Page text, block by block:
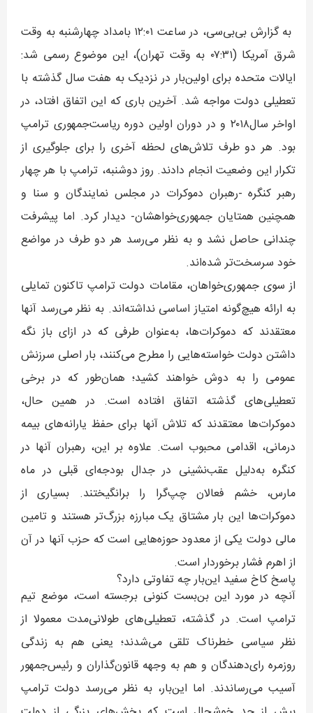
به گزارش بی‌بی‌سی، در ساعت ۱۲:۰۱ بامداد چهارشنبه به وقت
شرق آمریکا (۰۷:۳۱ به وقت تهران)، این موضوع رسمی شد:
ایالات متحده برای اولین‌بار در نزدیک به هفت سال گذشته با
تعطیلی دولت مواجه شد. آخرین باری که این اتفاق افتاد، در
اواخر سال۲۰۱۸ و در دوران اولین دوره ریاست‌جمهوری ترامپ
بود. هر دو طرف تلاش‌های لحظه آخری را برای جلوگیری از
تکرار این وضعیت انجام دادند. روز دوشنبه، ترامپ با هر چهار
رهبر کنگره -رهبران دموکرات در مجلس نمایندگان و سنا و
همچنین همتایان جمهوری‌خواهشان- دیدار کرد. اما پیشرفت
چندانی حاصل نشد و به نظر می‌رسد هر دو طرف در مواضع
خود سرسخت‌تر شده‌اند.
از سوی جمهوری‌خواهان، مقامات دولت ترامپ تاکنون تمایلی
به ارائه هیچ‌گونه امتیاز اساسی نداشته‌اند. به نظر می‌رسد آنها
معتقدند که دموکرات‌ها، به‌عنوان طرفی که در ازای باز نگه
داشتن دولت خواسته‌هایی را مطرح می‌کنند، بار اصلی سرزنش
عمومی را به دوش خواهند کشید؛ همان‌طور که در برخی
تعطیلی‌های گذشته اتفاق افتاده است. در همین حال،
دموکرات‌ها معتقدند که تلاش آنها برای حفظ یارانه‌های بیمه
درمانی، اقدامی محبوب است. علاوه بر این، رهبران آنها در
کنگره به‌دلیل عقب‌نشینی در جدال بودجه‌ای قبلی در ماه
مارس، خشم فعالان چپ‌گرا را برانگیختند. بسیاری از
دموکرات‌ها این بار مشتاق یک مبارزه بزرگ‌تر هستند و تامین
مالی دولت یکی از معدود حوزه‌هایی است که حزب آنها در آن
از اهرم فشار برخوردار است.
پاسخ کاخ سفید این‌بار چه تفاوتی دارد؟
آنچه در مورد این بن‌بست کنونی برجسته است، موضع تیم
ترامپ است. در گذشته، تعطیلی‌های طولانی‌مدت معمولا از
نظر سیاسی خطرناک تلقی می‌شدند؛ یعنی هم به زندگی
روزمره رای‌دهندگان و هم به وجهه قانون‌گذاران و رئیس‌جمهور
آسیب می‌رساندند. اما این‌بار، به نظر می‌رسد دولت ترامپ